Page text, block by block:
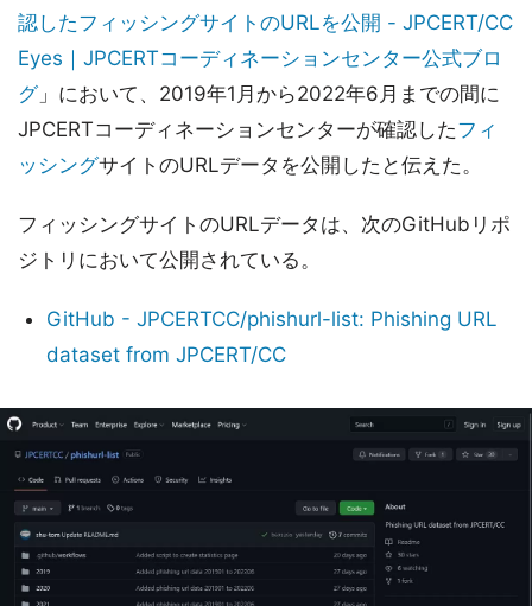
認したフィッシングサイトのURLを公開 - JPCERT/CC
Eyes｜JPCERTコーディネーションセンター公式ブロ
グ」において、2019年1月から2022年6月までの間に
JPCERTコーディネーションセンターが確認したフィ
ッシングサイトのURLデータを公開したと伝えた。
フィッシングサイトのURLデータは、次のGitHubリポ
ジトリにおいて公開されている。
GitHub - JPCERTCC/phishurl-list: Phishing URL
dataset from JPCERT/CC